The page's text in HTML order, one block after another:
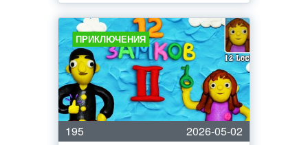
ПРИКЛЮЧЕНИЯ
195
2026-05-02